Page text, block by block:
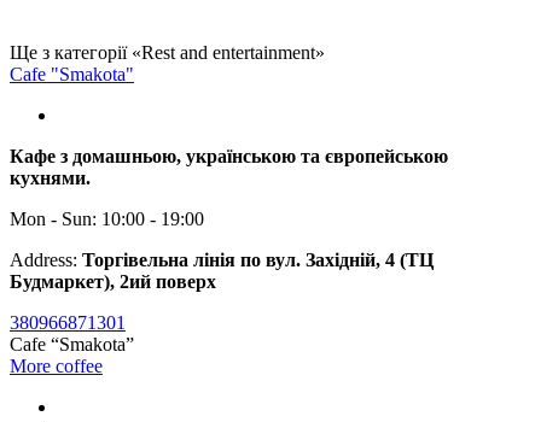
Ще з категорії «Rest and entertainment»
Cafe "Smakota"
Кафе з домашньою, українською та європейською
кухнями.
Mon - Sun: 10:00 - 19:00
Address: Торгівельна лінія по вул. Західній, 4 (ТЦ
Будмаркет), 2ий поверх
380966871301
Cafe “Smakota”
More coffee